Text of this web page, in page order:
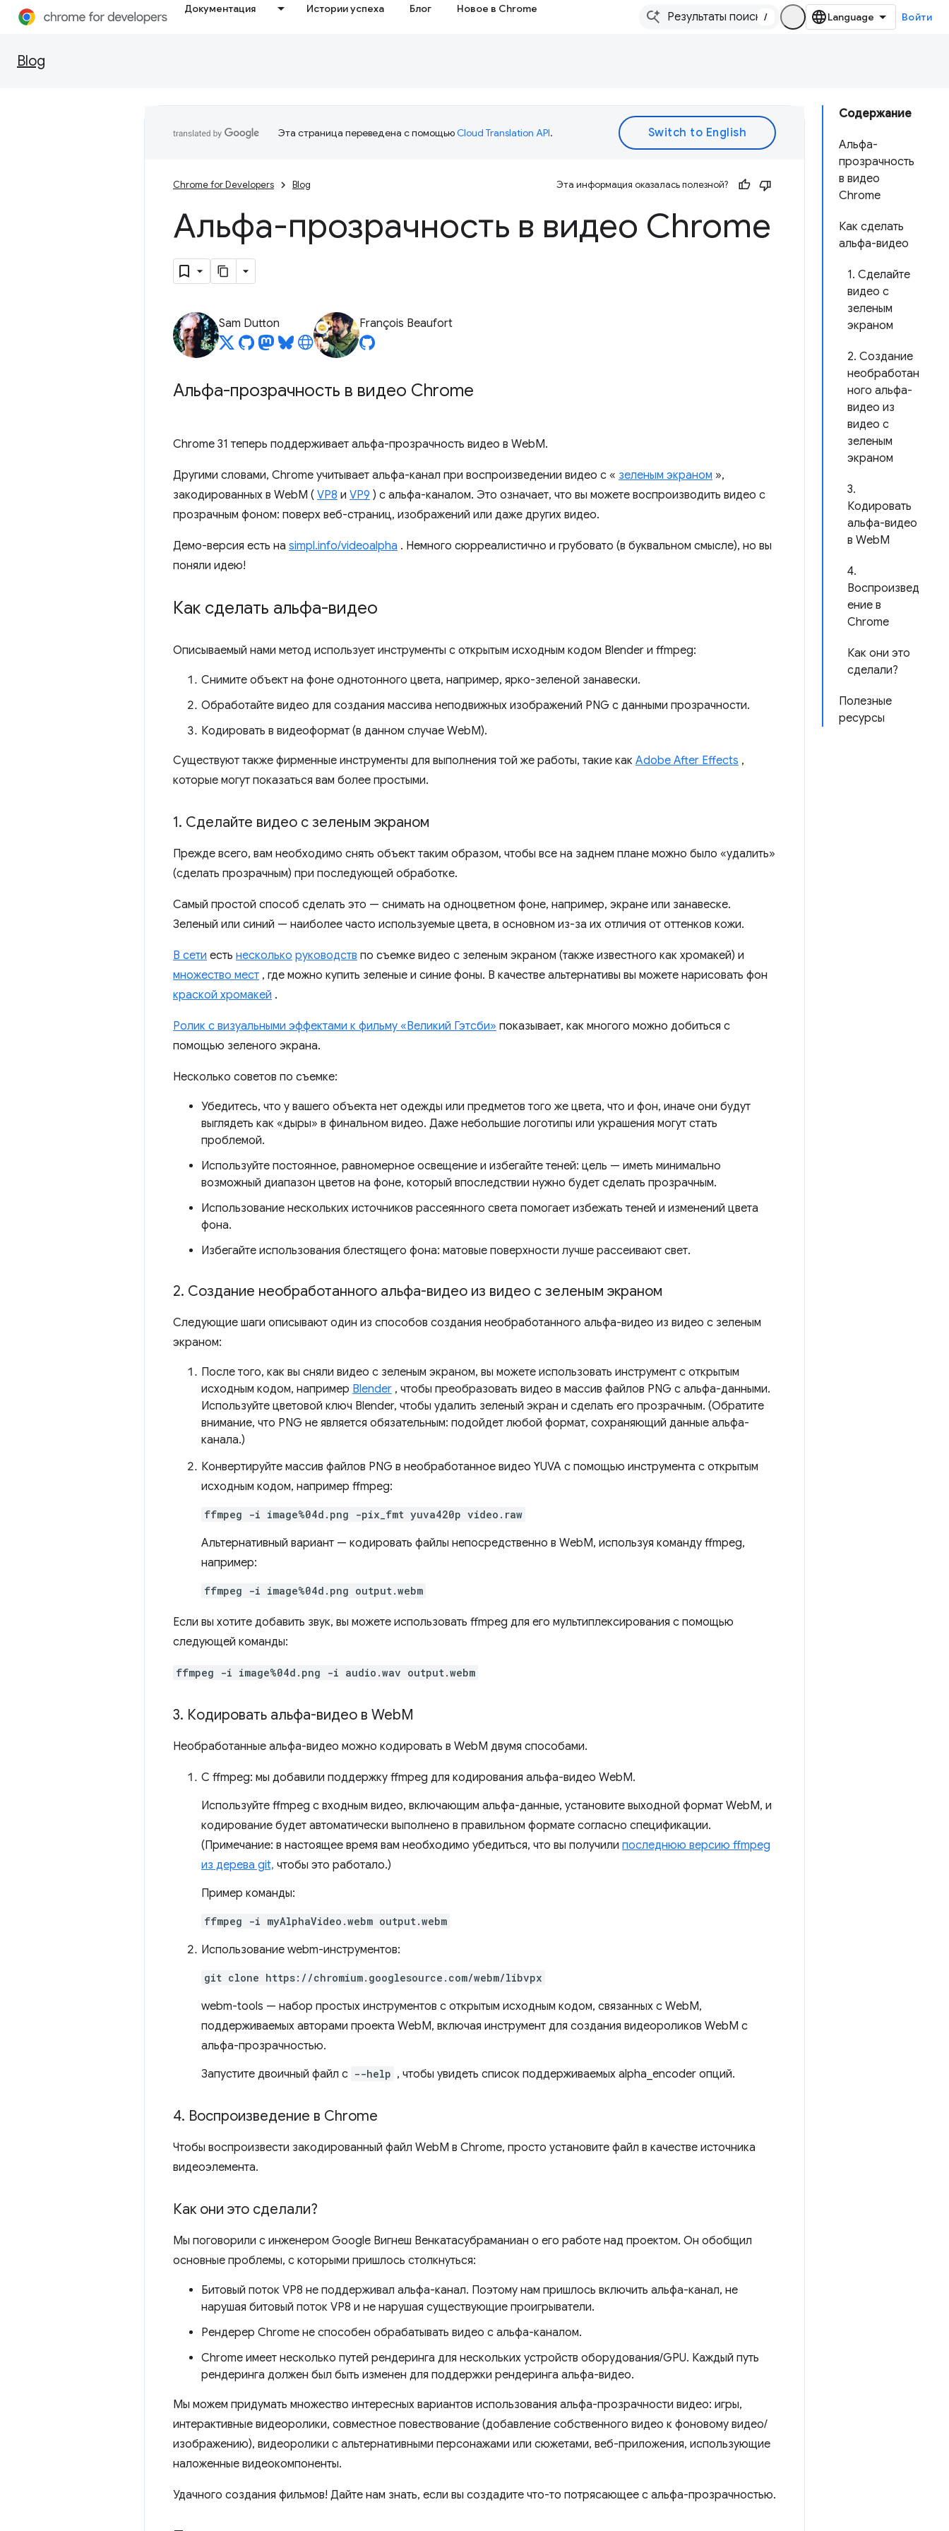
Документация Истории успеха Блог Новое в Chrome
/ Войти
Blog
Содержание
Альфа-
прозрачность
в видео
Chrome
Как сделать
альфа-видео
1. Сделайте
видео с
зеленым
экраном
2. Создание
необработан
ного альфа-
видео из
видео с
зеленым
экраном
3.
Кодировать
альфа-видео
в WebM
4.
Воспроизвед
ение в
Chrome
Как они это
сделали?
Полезные
ресурсы
Эта страница переведена с помощьюCloud Translation API.
Chrome for Developers Blog Эта информация оказалась полезной?
Альфа-прозрачность в видео Chrome
Sam Dutton François Beaufort
Альфа-прозрачность в видео Chrome
Chrome 31 теперь поддерживает альфа-прозрачность видео в WebM.
Другими словами, Chrome учитывает альфа-канал при воспроизведении видео с « зеленым экраном »,
закодированных в WebM ( VP8 и VP9 ) с альфа-каналом. Это означает, что вы можете воспроизводить видео с
прозрачным фоном: поверх веб-страниц, изображений или даже других видео.
Демо-версия есть на simpl.info/videoalpha . Немного сюрреалистично и грубовато (в буквальном смысле), но вы
поняли идею!
Как сделать альфа-видео
Описываемый нами метод использует инструменты с открытым исходным кодом Blender и ffmpeg:
Снимите объект на фоне однотонного цвета, например, ярко-зеленой занавески.
Обработайте видео для создания массива неподвижных изображений PNG с данными прозрачности.
Кодировать в видеоформат (в данном случае WebM).
Существуют также фирменные инструменты для выполнения той же работы, такие как Adobe After Effects ,
которые могут показаться вам более простыми.
1. Сделайте видео с зеленым экраном
Прежде всего, вам необходимо снять объект таким образом, чтобы все на заднем плане можно было «удалить»
(сделать прозрачным) при последующей обработке.
Самый простой способ сделать это — снимать на одноцветном фоне, например, экране или занавеске.
Зеленый или синий — наиболее часто используемые цвета, в основном из-за их отличия от оттенков кожи.
В сети есть несколько руководств по съемке видео с зеленым экраном (также известного как хромакей) и
множество мест , где можно купить зеленые и синие фоны. В качестве альтернативы вы можете нарисовать фон
краской хромакей .
Ролик с визуальными эффектами к фильму «Великий Гэтсби» показывает, как многого можно добиться с
помощью зеленого экрана.
Несколько советов по съемке:
Убедитесь, что у вашего объекта нет одежды или предметов того же цвета, что и фон, иначе они будут
выглядеть как «дыры» в финальном видео. Даже небольшие логотипы или украшения могут стать
проблемой.
Используйте постоянное, равномерное освещение и избегайте теней: цель — иметь минимально
возможный диапазон цветов на фоне, который впоследствии нужно будет сделать прозрачным.
Использование нескольких источников рассеянного света помогает избежать теней и изменений цвета
фона.
Избегайте использования блестящего фона: матовые поверхности лучше рассеивают свет.
2. Создание необработанного альфа-видео из видео с зеленым экраном
Следующие шаги описывают один из способов создания необработанного альфа-видео из видео с зеленым
экраном:
После того, как вы сняли видео с зеленым экраном, вы можете использовать инструмент с открытым
исходным кодом, например Blender , чтобы преобразовать видео в массив файлов PNG с альфа-данными.
Используйте цветовой ключ Blender, чтобы удалить зеленый экран и сделать его прозрачным. (Обратите
внимание, что PNG не является обязательным: подойдет любой формат, сохраняющий данные альфа-
канала.)
Конвертируйте массив файлов PNG в необработанное видео YUVA с помощью инструмента с открытым
исходным кодом, например ffmpeg:
ffmpeg -i image%04d.png -pix_fmt yuva420p video.raw
Альтернативный вариант — кодировать файлы непосредственно в WebM, используя команду ffmpeg,
например:
ffmpeg -i image%04d.png output.webm
Если вы хотите добавить звук, вы можете использовать ffmpeg для его мультиплексирования с помощью
следующей команды:
ffmpeg -i image%04d.png -i audio.wav output.webm
3. Кодировать альфа-видео в WebM
Необработанные альфа-видео можно кодировать в WebM двумя способами.
С ffmpeg: мы добавили поддержку ffmpeg для кодирования альфа-видео WebM.
Используйте ffmpeg с входным видео, включающим альфа-данные, установите выходной формат WebM, и
кодирование будет автоматически выполнено в правильном формате согласно спецификации.
(Примечание: в настоящее время вам необходимо убедиться, что вы получили последнюю версию ffmpeg
из дерева git, чтобы это работало.)
Пример команды:
ffmpeg -i myAlphaVideo.webm output.webm
Использование webm-инструментов:
git clone https://chromium.googlesource.com/webm/libvpx
webm-tools — набор простых инструментов с открытым исходным кодом, связанных с WebM,
поддерживаемых авторами проекта WebM, включая инструмент для создания видеороликов WebM с
альфа-прозрачностью.
Запустите двоичный файл с --help , чтобы увидеть список поддерживаемых alpha_encoder опций.
4. Воспроизведение в Chrome
Чтобы воспроизвести закодированный файл WebM в Chrome, просто установите файл в качестве источника
видеоэлемента.
Как они это сделали?
Мы поговорили с инженером Google Вигнеш Венкатасубраманиан о его работе над проектом. Он обобщил
основные проблемы, с которыми пришлось столкнуться:
Битовый поток VP8 не поддерживал альфа-канал. Поэтому нам пришлось включить альфа-канал, не
нарушая битовый поток VP8 и не нарушая существующие проигрыватели.
Рендерер Chrome не способен обрабатывать видео с альфа-каналом.
Chrome имеет несколько путей рендеринга для нескольких устройств оборудования/GPU. Каждый путь
рендеринга должен был быть изменен для поддержки рендеринга альфа-видео.
Мы можем придумать множество интересных вариантов использования альфа-прозрачности видео: игры,
интерактивные видеоролики, совместное повествование (добавление собственного видео к фоновому видео/
изображению), видеоролики с альтернативными персонажами или сюжетами, веб-приложения, использующие
наложенные видеокомпоненты.
Удачного создания фильмов! Дайте нам знать, если вы создадите что-то потрясающее с альфа-прозрачностью.